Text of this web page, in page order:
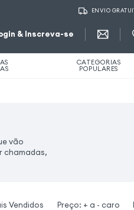
ENVIO
& Inscreva-se
CATEGORIAS
POPULARES
vão
chamadas,
Vendidos Preço: + a - caro